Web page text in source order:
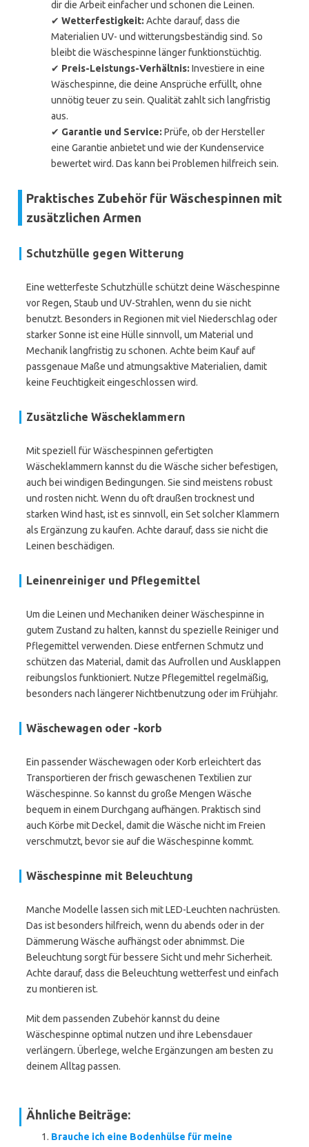
dir die Arbeit einfacher und schonen die Leinen.
✔ Wetterfestigkeit: Achte darauf, dass die
Materialien UV- und witterungsbeständig sind. So
bleibt die Wäschespinne länger funktionstüchtig.
✔ Preis-Leistungs-Verhältnis: Investiere in eine
Wäschespinne, die deine Ansprüche erfüllt, ohne
unnötig teuer zu sein. Qualität zahlt sich langfristig
aus.
✔ Garantie und Service: Prüfe, ob der Hersteller
eine Garantie anbietet und wie der Kundenservice
bewertet wird. Das kann bei Problemen hilfreich sein.
Praktisches Zubehör für Wäschespinnen mit
zusätzlichen Armen
Schutzhülle gegen Witterung
Eine wetterfeste Schutzhülle schützt deine Wäschespinne
vor Regen, Staub und UV-Strahlen, wenn du sie nicht
benutzt. Besonders in Regionen mit viel Niederschlag oder
starker Sonne ist eine Hülle sinnvoll, um Material und
Mechanik langfristig zu schonen. Achte beim Kauf auf
passgenaue Maße und atmungsaktive Materialien, damit
keine Feuchtigkeit eingeschlossen wird.
Zusätzliche Wäscheklammern
Mit speziell für Wäschespinnen gefertigten
Wäscheklammern kannst du die Wäsche sicher befestigen,
auch bei windigen Bedingungen. Sie sind meistens robust
und rosten nicht. Wenn du oft draußen trocknest und
starken Wind hast, ist es sinnvoll, ein Set solcher Klammern
als Ergänzung zu kaufen. Achte darauf, dass sie nicht die
Leinen beschädigen.
Leinenreiniger und Pflegemittel
Um die Leinen und Mechaniken deiner Wäschespinne in
gutem Zustand zu halten, kannst du spezielle Reiniger und
Pflegemittel verwenden. Diese entfernen Schmutz und
schützen das Material, damit das Aufrollen und Ausklappen
reibungslos funktioniert. Nutze Pflegemittel regelmäßig,
besonders nach längerer Nichtbenutzung oder im Frühjahr.
Wäschewagen oder -korb
Ein passender Wäschewagen oder Korb erleichtert das
Transportieren der frisch gewaschenen Textilien zur
Wäschespinne. So kannst du große Mengen Wäsche
bequem in einem Durchgang aufhängen. Praktisch sind
auch Körbe mit Deckel, damit die Wäsche nicht im Freien
verschmutzt, bevor sie auf die Wäschespinne kommt.
Wäschespinne mit Beleuchtung
Manche Modelle lassen sich mit LED-Leuchten nachrüsten.
Das ist besonders hilfreich, wenn du abends oder in der
Dämmerung Wäsche aufhängst oder abnimmst. Die
Beleuchtung sorgt für bessere Sicht und mehr Sicherheit.
Achte darauf, dass die Beleuchtung wetterfest und einfach
zu montieren ist.
Mit dem passenden Zubehör kannst du deine
Wäschespinne optimal nutzen und ihre Lebensdauer
verlängern. Überlege, welche Ergänzungen am besten zu
deinem Alltag passen.
Ähnliche Beiträge:
Brauche ich eine Bodenhülse für meine